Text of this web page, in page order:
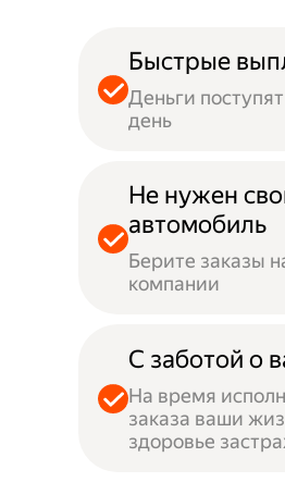
Быстрые
Деньги
день
Не нужен
автомобиль
Берите заказы
компании
С заботой о
На время
заказа ваши
здоровье